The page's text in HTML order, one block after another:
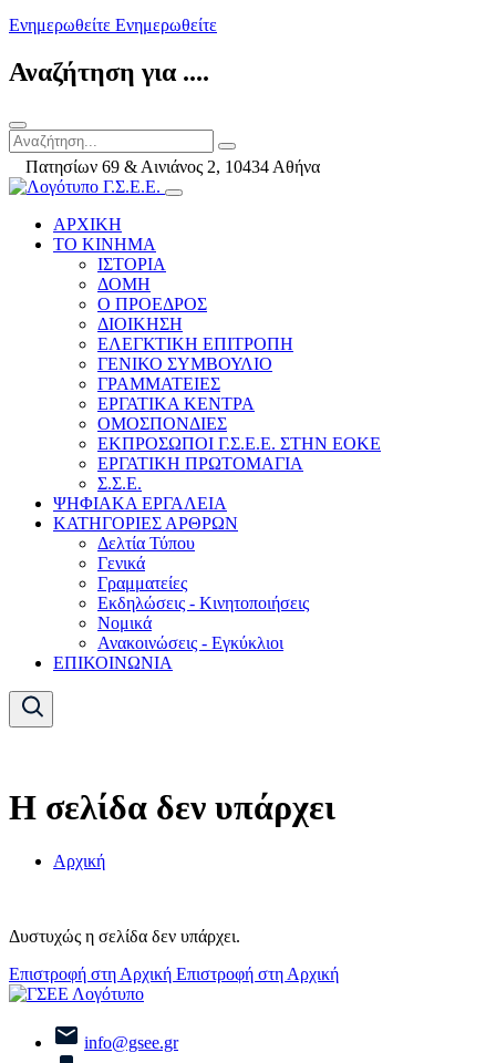
Ενημερωθείτε Ενημερωθείτε
Αναζήτηση για ....
Πατησίων 69 & Αινιάνος 2, 10434 Αθήνα
ΑΡΧΙΚΗ
ΤΟ ΚΙΝΗΜΑ
ΙΣΤΟΡΙΑ
ΔΟΜΗ
Ο ΠΡΟΕΔΡΟΣ
ΔΙΟΙΚΗΣΗ
ΕΛΕΓΚΤΙΚΗ ΕΠΙΤΡΟΠΗ
ΓΕΝΙΚΟ ΣΥΜΒΟΥΛΙΟ
ΓΡΑΜΜΑΤΕΙΕΣ
ΕΡΓΑΤΙΚΑ ΚΕΝΤΡΑ
ΟΜΟΣΠΟΝΔΙΕΣ
ΕΚΠΡΟΣΩΠΟΙ Γ.Σ.Ε.Ε. ΣΤΗΝ ΕΟΚΕ
ΕΡΓΑΤΙΚΗ ΠΡΩΤΟΜΑΓΙΑ
Σ.Σ.Ε.
ΨΗΦΙΑΚΑ ΕΡΓΑΛΕΙΑ
ΚΑΤΗΓΟΡΙΕΣ ΑΡΘΡΩΝ
Δελτία Τύπου
Γενικά
Γραμματείες
Εκδηλώσεις - Κινητοποιήσεις
Νομικά
Ανακοινώσεις - Εγκύκλιοι
ΕΠΙΚΟΙΝΩΝΙΑ
Η σελίδα δεν υπάρχει
Αρχική
Δυστυχώς η σελίδα δεν υπάρχει.
Επιστροφή στη Αρχική Επιστροφή στη Αρχική
info@gsee.gr